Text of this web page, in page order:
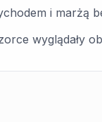
i marżą
wyglądały